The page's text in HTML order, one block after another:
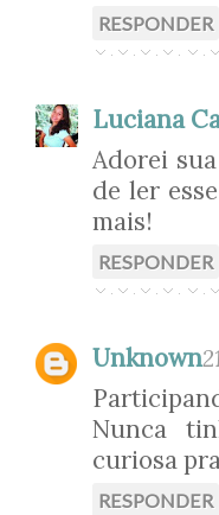
RESPONDER
Luciana
Adorei
de ler
mais!
RESPONDER
Unknown
Nunca
curiosa
RESPONDER